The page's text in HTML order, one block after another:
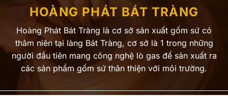
HOÀNG PHÁT BÁT TRÀNG
Hoàng Phát Bát Tràng là cơ sở sản xuất gốm sứ có
thâm niên tại làng Bát Tràng, cơ sở là 1 trong những
người đầu tiên mang công nghệ lò gas để sản xuất ra
các sản phẩm gốm sứ thân thiện với môi trường.